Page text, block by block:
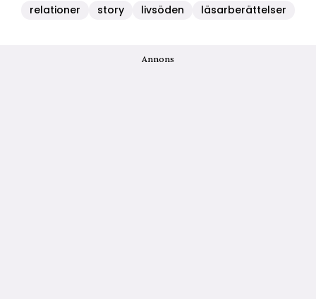
relationer story livsöden läsarberättelser
Annons